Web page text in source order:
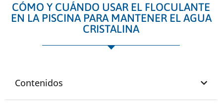
CÓMO Y CUÁNDO USAR EL FLOCULANTE
EN LA PISCINA PARA MANTENER EL AGUA
CRISTALINA
Contenidos